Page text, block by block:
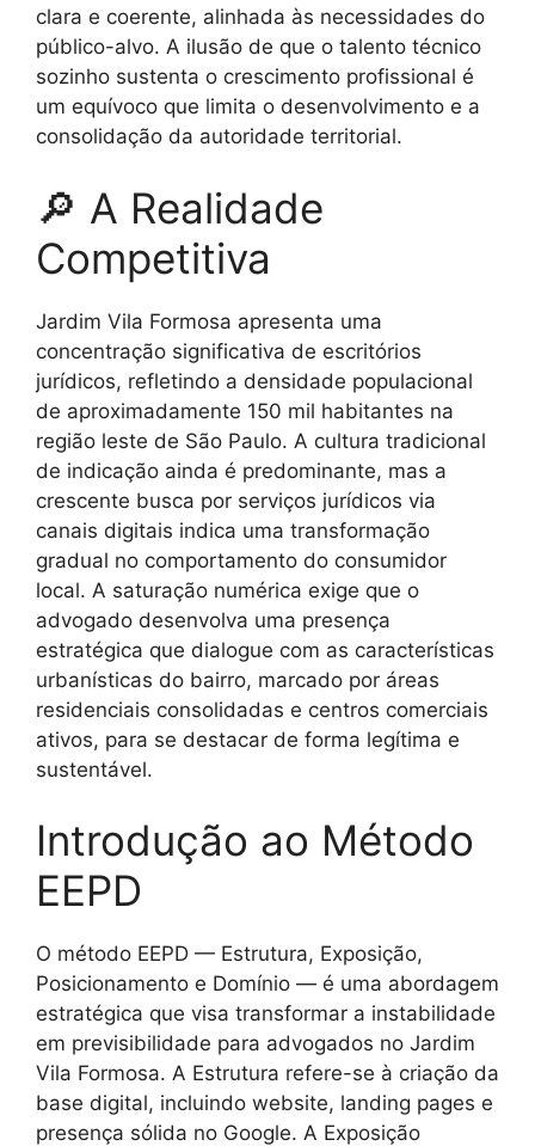
clara e coerente, alinhada às necessidades do
público-alvo. A ilusão de que o talento técnico
sozinho sustenta o crescimento profissional é
um equívoco que limita o desenvolvimento e a
consolidação da autoridade territorial.
🔎 A Realidade
Competitiva
Jardim Vila Formosa apresenta uma
concentração significativa de escritórios
jurídicos, refletindo a densidade populacional
de aproximadamente 150 mil habitantes na
região leste de São Paulo. A cultura tradicional
de indicação ainda é predominante, mas a
crescente busca por serviços jurídicos via
canais digitais indica uma transformação
gradual no comportamento do consumidor
local. A saturação numérica exige que o
advogado desenvolva uma presença
estratégica que dialogue com as características
urbanísticas do bairro, marcado por áreas
residenciais consolidadas e centros comerciais
ativos, para se destacar de forma legítima e
sustentável.
Introdução ao Método
EEPD
O método EEPD — Estrutura, Exposição,
Posicionamento e Domínio — é uma abordagem
estratégica que visa transformar a instabilidade
em previsibilidade para advogados no Jardim
Vila Formosa. A Estrutura refere-se à criação da
base digital, incluindo website, landing pages e
presença sólida no Google. A Exposição